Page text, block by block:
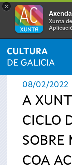
×
Xunta
Vostede
está
aquí
INICIO ›
08/02/2022
A
CICLO
SOBRE
COA